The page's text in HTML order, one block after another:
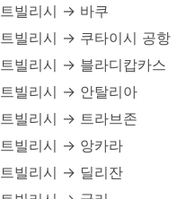
트빌리시 → 바쿠
트빌리시 → 쿠타이시 공항
트빌리시 → 블라디캅카스
트빌리시 → 안탈리아
트빌리시 → 트라브존
트빌리시 → 앙카라
트빌리시 → 딜리잔